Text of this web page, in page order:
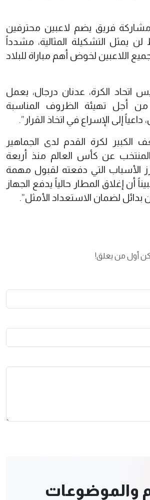
فريق يضم لاعبين محترفين
يمثل التشكيلة المثالية، مشدداً
اللاعبين لخوض أهم مباراة للبلاد
اتحاد الكرة، عدنان درجال، يعمل
أجل تهيئة الظروف المناسبة
إلى الإسراع في اتخاذ القرار”.
الكبير لكرة القدم لدى الجماهير
المنتخب عن كأس العالم منذ أربعة
الأسباب التي دفعته لقبول مهمة
أن إغلاق المطار حالياً يدفع الجهاز
بدائل لضمان الاستعداد الأمثل”.
كن أول من يعلق!
والموضوعات